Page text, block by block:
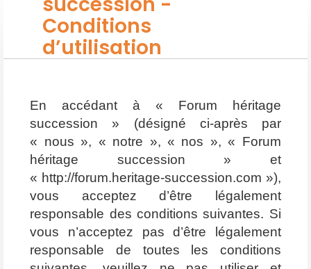
Conditions
d’utilisation
En accédant à « Forum héritage
succession » (désigné ci-après par
« nous », « notre », « nos », « Forum
héritage succession » et
« http://forum.heritage-succession.com »),
vous acceptez d’être légalement
responsable des conditions suivantes. Si
vous n’acceptez pas d’être légalement
responsable de toutes les conditions